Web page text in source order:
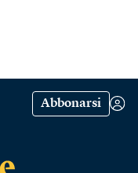
Abbonarsi